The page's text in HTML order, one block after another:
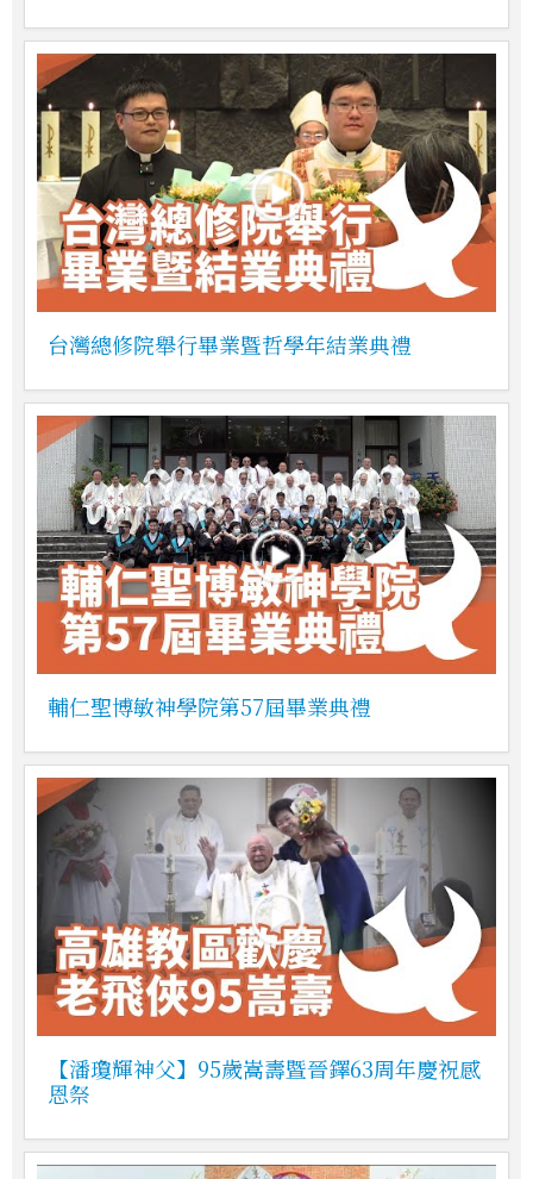
台灣總修院舉行畢業暨哲學年結業典禮
輔仁聖博敏神學院第57屆畢業典禮
【潘瓊輝神父】95歲嵩壽暨晉鐸63周年慶祝感
恩祭